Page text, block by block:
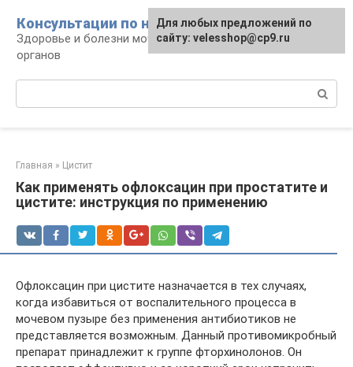
контенту
Консультации по нефрологии
Здоровье и болезни мочевыделительных
органов
Главная » Цистит
Как применять офлоксацин при простатите и
цистите: инструкция по применению
Офлоксацин при цистите назначается в тех случаях,
когда избавиться от воспалительного процесса в
мочевом пузыре без применения антибиотиков не
представляется возможным. Данный противомикробный
препарат принадлежит к группе фторхинолонов. Он
Для любых предложений по
сайту: velesshop@cp9.ru